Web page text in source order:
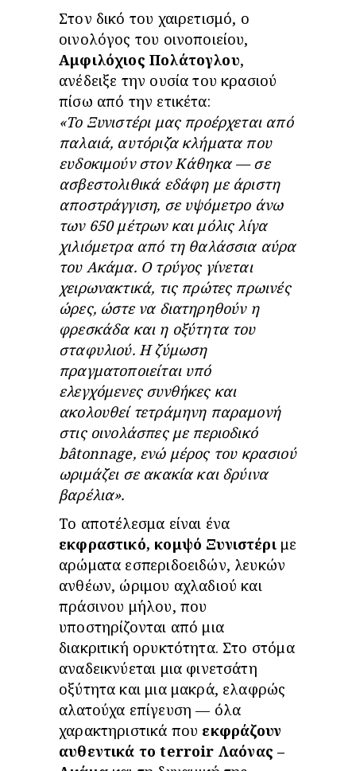
Στον δικό του χαιρετισμό, ο
οινολόγος του οινοποιείου,
Αμφιλόχιος Πολάτογλου,
ανέδειξε την ουσία του κρασιού
πίσω από την ετικέτα:
«Το Ξυνιστέρι μας προέρχεται από
παλαιά, αυτόριζα κλήματα που
ευδοκιμούν στον Κάθηκα — σε
ασβεστολιθικά εδάφη με άριστη
αποστράγγιση, σε υψόμετρο άνω
των 650 μέτρων και μόλις λίγα
χιλιόμετρα από τη θαλάσσια αύρα
του Ακάμα. Ο τρύγος γίνεται
χειρωνακτικά, τις πρώτες πρωινές
ώρες, ώστε να διατηρηθούν η
φρεσκάδα και η οξύτητα του
σταφυλιού. Η ζύμωση
πραγματοποιείται υπό
ελεγχόμενες συνθήκες και
ακολουθεί τετράμηνη παραμονή
στις οινολάσπες με περιοδικό
bâtonnage, ενώ μέρος του κρασιού
ωριμάζει σε ακακία και δρύινα
βαρέλια».
Το αποτέλεσμα είναι ένα
εκφραστικό, κομψό Ξυνιστέριμε
αρώματα εσπεριδοειδών, λευκών
ανθέων, ώριμου αχλαδιού και
πράσινου μήλου, που
υποστηρίζονται από μια
διακριτική ορυκτότητα. Στο στόμα
αναδεικνύεται μια φινετσάτη
οξύτητα και μια μακρά, ελαφρώς
αλατούχα επίγευση — όλα
χαρακτηριστικά που εκφράζουν
αυθεντικά τοterroir Λαόνας –